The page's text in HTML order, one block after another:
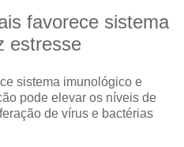
favorece sistema
estresse
sistema imunológico e
pode elevar os níveis de
de vírus e bactérias